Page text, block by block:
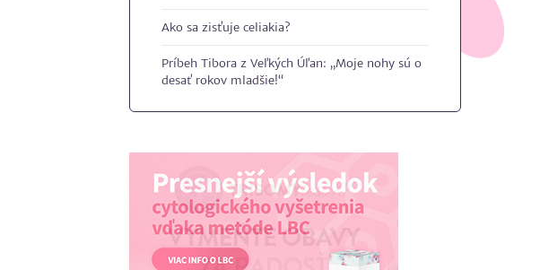
Ako sa zisťuje celiakia?
Príbeh Tibora z Veľkých Úľan: „Moje nohy sú o
desať rokov mladšie!“